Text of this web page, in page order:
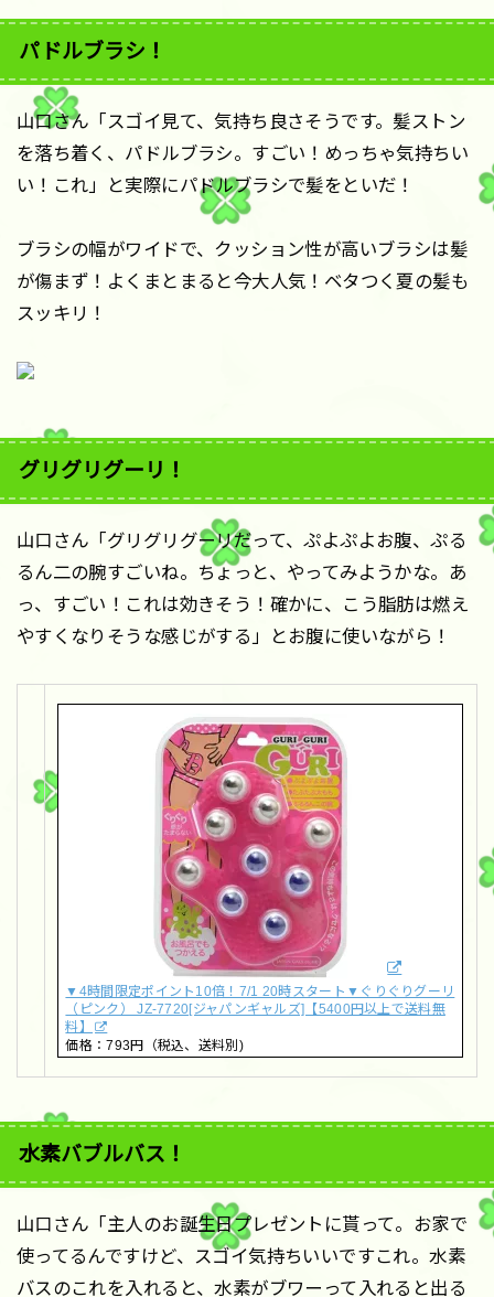
パドルブラシ！
山口さん「スゴイ見て、気持ち良さそうです。髪ストン
を落ち着く、パドルブラシ。すごい！めっちゃ気持ちい
い！これ」と実際にパドルブラシで髪をといだ！
ブラシの幅がワイドで、クッション性が高いブラシは髪
が傷まず！よくまとまると今大人気！ベタつく夏の髪も
スッキリ！
グリグリグーリ！
山口さん「グリグリグーリだって、ぷよぷよお腹、ぷる
るん二の腕すごいね。ちょっと、やってみようかな。あ
っ、すごい！これは効きそう！確かに、こう脂肪は燃え
やすくなりそうな感じがする」とお腹に使いながら！
▼4時間限定ポイント10倍！7/1 20時スタート▼ぐりぐりグーリ
（ピンク） JZ-7720[ジャパンギャルズ]【5400円以上で送料無
料】
価格：793円（税込、送料別)
水素バブルバス！
山口さん「主人のお誕生日プレゼントに貰って。お家で
使ってるんですけど、スゴイ気持ちいいですこれ。水素
バスのこれを入れると、水素がブワーって入れると出る